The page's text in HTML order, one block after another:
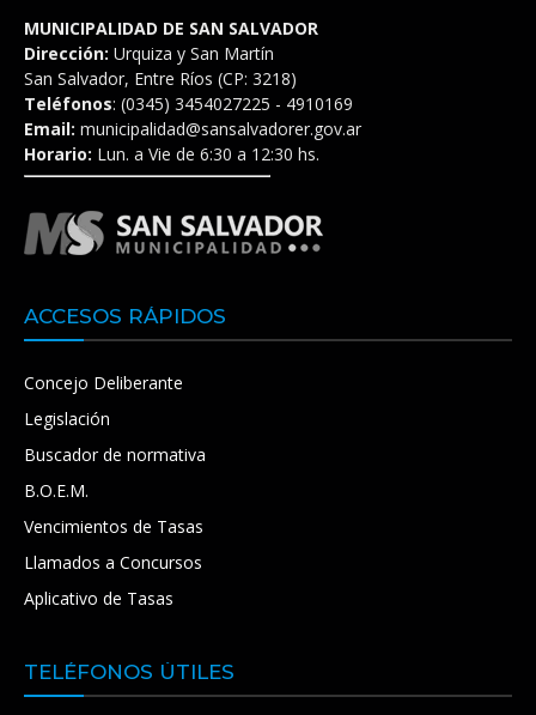
MUNICIPALIDAD DE SAN SALVADOR
Dirección: Urquiza y San Martín
San Salvador, Entre Ríos (CP: 3218)
Teléfonos: (0345) 3454027225 - 4910169
Email: municipalidad@sansalvadorer.gov.ar
Horario: Lun. a Vie de 6:30 a 12:30 hs.
ACCESOS RÁPIDOS
Concejo Deliberante
Legislación
Buscador de normativa
B.O.E.M.
Vencimientos de Tasas
Llamados a Concursos
Aplicativo de Tasas
TELÉFONOS ÚTILES